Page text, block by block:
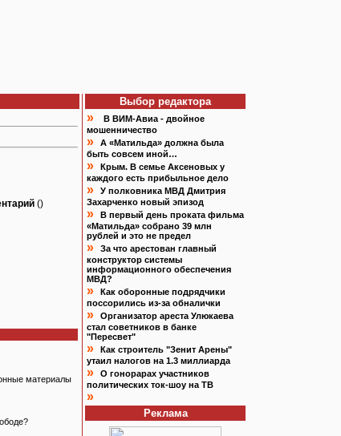
()
материалы
Выбор редактора
»
В ВИМ-Авиа - двойное
мошенничество
»
А «Матильда» должна была
быть совсем иной…
»
Крым. В семье Аксеновых у
каждого есть прибыльное дело
»
У полковника МВД Дмитрия
Захарченко новый эпизод
»
В первый день проката фильма
«Матильда» собрано 39 млн
рублей и это не предел
»
За что арестован главный
конструктор системы
информационного обеспечения
МВД?
»
Как оборонные подрядчики
поссорились из-за обналички
»
Организатор ареста Улюкаева
стал советников в банке
"Пересвет"
»
Как строитель "Зенит Арены"
утаил налогов на 1.3 миллиарда
»
О гонорарах участников
политических ток-шоу на ТВ
»
Реклама